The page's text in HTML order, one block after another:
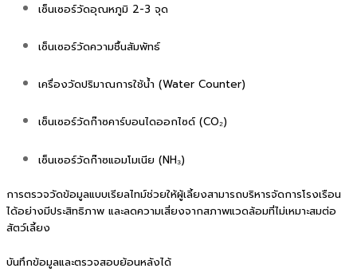
เซ็นเซอร์วัดอุณหภูมิ 2-3 จุด
เซ็นเซอร์วัดความชื้นสัมพัทธ์
เครื่องวัดปริมาณการใช้น้ำ (Water Counter)
เซ็นเซอร์วัดก๊าซคาร์บอนไดออกไซด์ (CO₂)
เซ็นเซอร์วัดก๊าซแอมโมเนีย (NH₃)
การตรวจวัดข้อมูลแบบเรียลไทม์ช่วยให้ผู้เลี้ยงสามารถบริหารจัดการโรงเรือน
ได้อย่างมีประสิทธิภาพ และลดความเสี่ยงจากสภาพแวดล้อมที่ไม่เหมาะสมต่อ
สัตว์เลี้ยง
บันทึกข้อมูลและตรวจสอบย้อนหลังได้